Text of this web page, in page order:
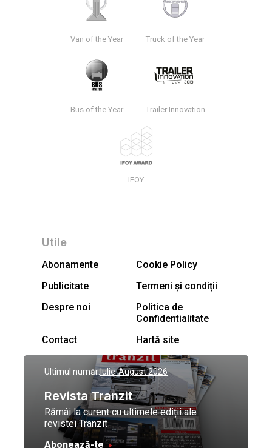
Van of the Year Truck of the Year
Bus of the Year Trailer Innovation
IFOY
Utile
Abonamente
Cookie Policy
Publicitate
Termeni și condiții
Despre noi
Politica de
Confidentialitate
Contact
Hartă site
Ultimul număr:Iulie-August 2026
Revista Tranzit
Rămâi la curent cu ultimele ediții ale
revistei Tranzit
Abonează-te